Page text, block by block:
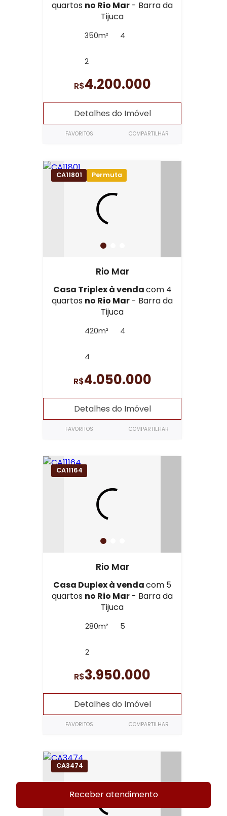
Receber atendimento
quartos no Rio Mar - Barra da
Tijuca
350m² 4
2
R$4.200.000
Detalhes do Imóvel
FAVORITOS COMPARTILHAR
CA11801 Permuta
Rio Mar
Casa Triplex à vendacom 4
quartos no Rio Mar - Barra da
Tijuca
420m² 4
4
R$4.050.000
Detalhes do Imóvel
FAVORITOS COMPARTILHAR
CA11164
Rio Mar
Casa Duplex à vendacom 5
quartos no Rio Mar - Barra da
Tijuca
280m² 5
2
R$3.950.000
Detalhes do Imóvel
FAVORITOS COMPARTILHAR
CA3474